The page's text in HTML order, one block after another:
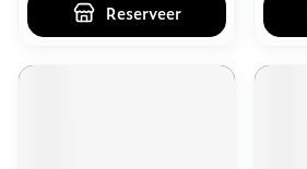
Reserveer